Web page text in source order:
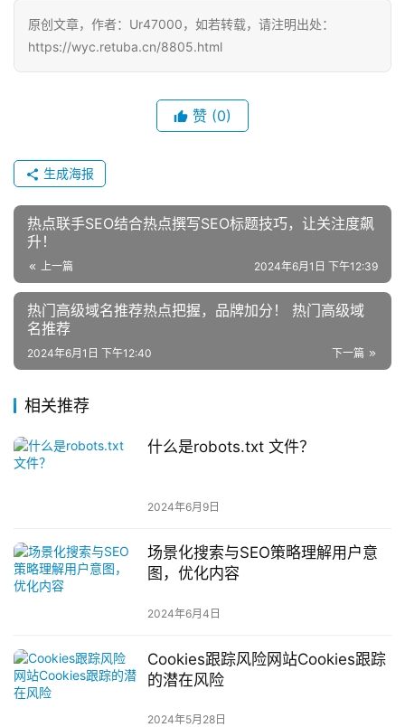
原创文章，作者：Ur47000，如若转载，请注明出处：
https://wyc.retuba.cn/8805.html
赞 (0)
生成海报
热点联手SEO结合热点撰写SEO标题技巧，让关注度飙
升！
上一篇 2024年6月1日 下午12:39
热门高级域名推荐热点把握，品牌加分！ 热门高级域
名推荐
下一篇
2024年6月1日 下午12:40
相关推荐
什么是robots.txt 文件？
2024年6月9日
场景化搜索与SEO策略理解用户意
图，优化内容
2024年6月4日
Cookies跟踪风险网站Cookies跟踪
的潜在风险
2024年5月28日